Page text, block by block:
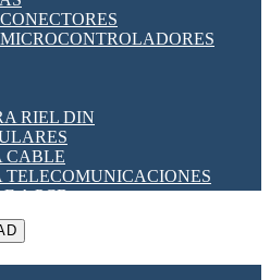
PANEL
DE CARRERA
Y TC'S DE CORRIENTE
LÓGICO PROGRAMABLES
HORARIO
RIEL DIN
CABLE
TELECOMUNICACIONES
A PCB
CABLE